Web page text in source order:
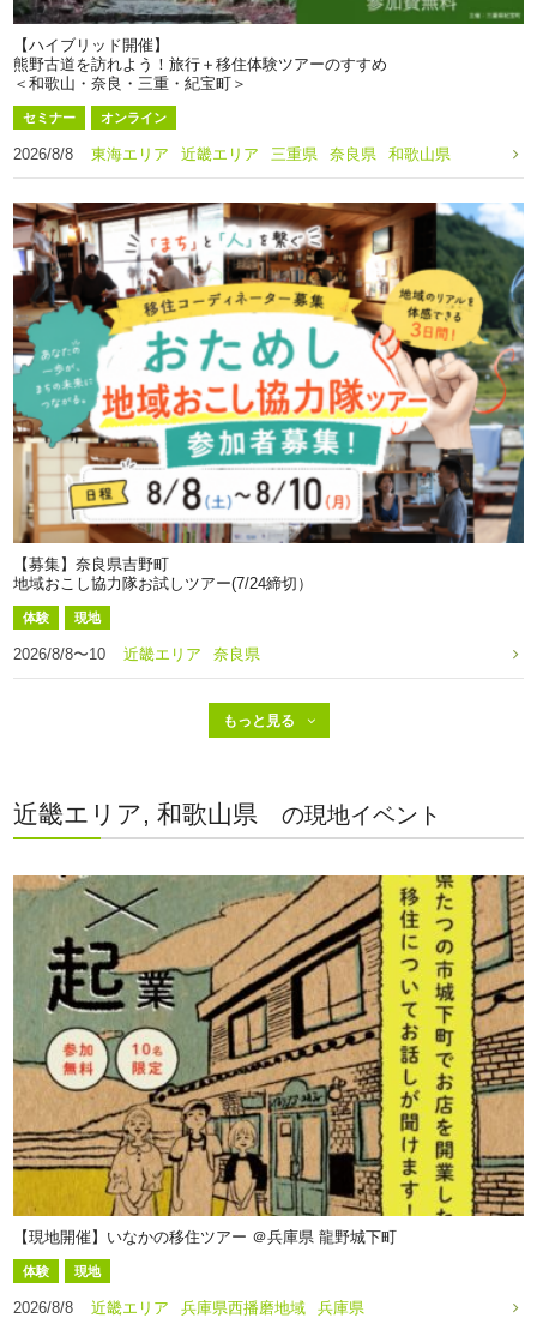
【ハイブリッド開催】
熊野古道を訪れよう！旅行＋移住体験ツアーのすすめ
＜和歌山・奈良・三重・紀宝町＞
セミナー オンライン
2026/8/8 東海エリア 近畿エリア 三重県 奈良県 和歌山県
【募集】奈良県吉野町
地域おこし協力隊お試しツアー(7/24締切）
体験 現地
2026/8/8〜10 近畿エリア 奈良県
近畿エリア, 和歌山県 の現地イベント
【現地開催】いなかの移住ツアー ＠兵庫県 龍野城下町
体験 現地
2026/8/8 近畿エリア 兵庫県西播磨地域 兵庫県